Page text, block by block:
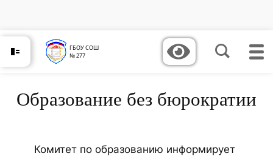
ГБОУ СОШ
№ 277
содержимому
Образование без бюрократии
Комитет по образованию информирует